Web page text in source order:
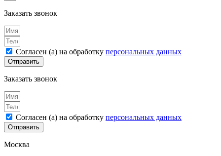
Заказать звонок
Согласен (а) на обработку персональных данных
Отправить
Заказать звонок
Согласен (а) на обработку персональных данных
Отправить
Москва